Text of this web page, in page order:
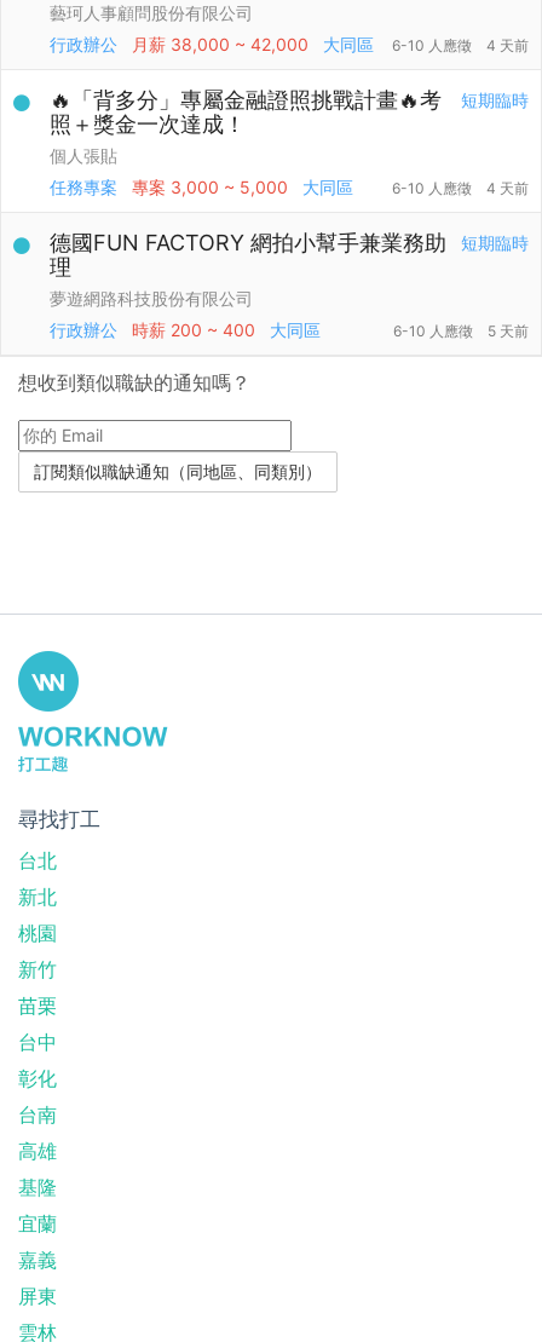
藝珂人事顧問股份有限公司
行政辦公
月薪 38,000 ~ 42,000 大同區 6-10 人應徵 4 天前
短期臨時
🔥「背多分」專屬金融證照挑戰計畫🔥考
照＋獎金一次達成！
個人張貼
任務專案
專案 3,000 ~ 5,000 大同區 6-10 人應徵 4 天前
短期臨時
德國FUN FACTORY 網拍小幫手兼業務助
理
夢遊網路科技股份有限公司
行政辦公
時薪 200 ~ 400 大同區 6-10 人應徵 5 天前
想收到類似職缺的通知嗎？
尋找打工
台北
新北
桃園
新竹
苗栗
台中
彰化
台南
高雄
基隆
宜蘭
嘉義
屏東
雲林